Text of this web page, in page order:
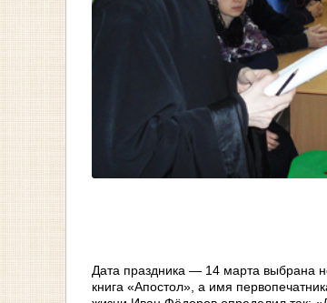
Дата праздника — 14 марта выбрана
книга «Апостол», а имя